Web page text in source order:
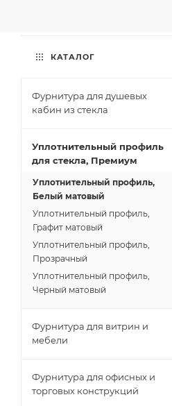
КАТАЛОГ
Фурнитура для душевых
кабин из стекла
Уплотнительный профиль
для стекла, Премиум
Уплотнительный профиль,
Белый матовый
Уплотнительный профиль,
Графит матовый
Уплотнительный профиль,
Прозрачный
Уплотнительный профиль,
Черный матовый
Фурнитура для витрин и
мебели
Фурнитура для офисных и
торговых конструкций